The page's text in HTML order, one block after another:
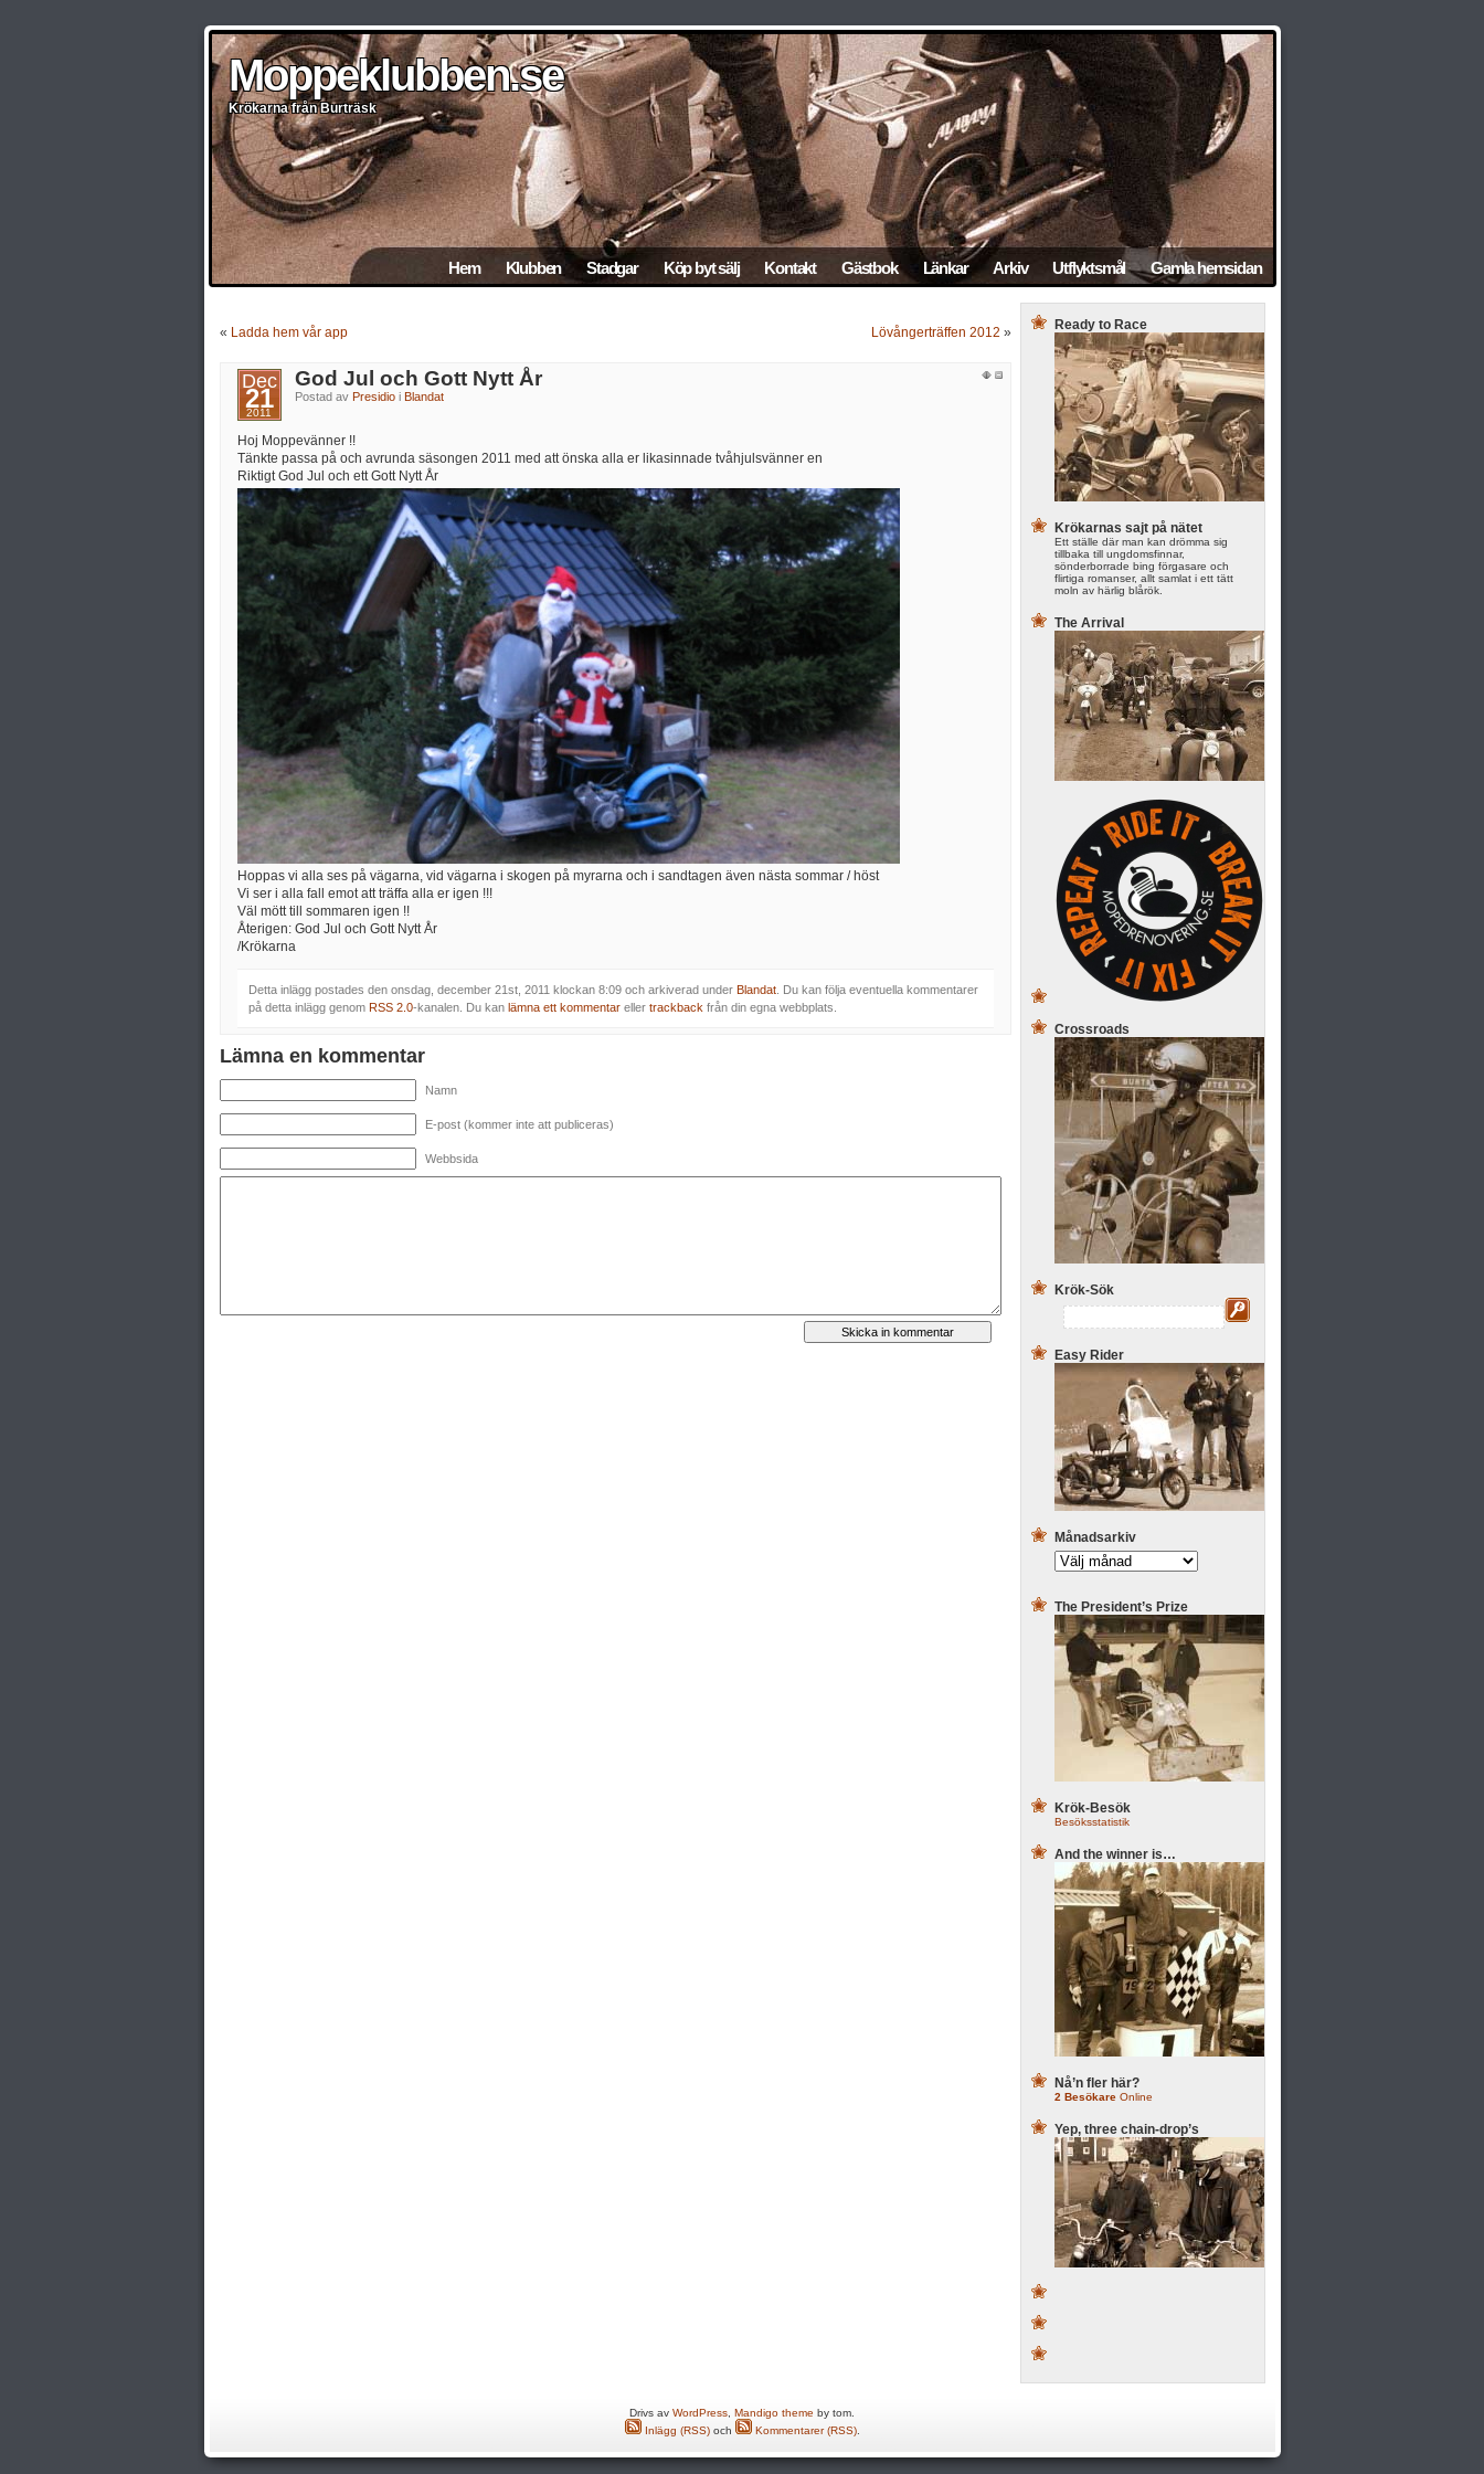
Moppeklubben.se
Moppeklubben.se
Moppeklubben.se
Moppeklubben.se
Moppeklubben.se
Krökarna från Burträsk
Krökarna från Burträsk
Krökarna från Burträsk
Krökarna från Burträsk
Krökarna från Burträsk
Hem Klubben Stadgar Köp byt sälj Kontakt Gästbok Länkar Arkiv Utflyktsmål Gamla hemsidan
« Ladda hem vår app Lövångerträffen 2012 »
Dec
21
2011
God Jul och Gott Nytt År
Postad avPresidio iBlandat
Hoj Moppevänner !!
Tänkte passa på och avrunda säsongen 2011 med att önska alla er likasinnade tvåhjulsvänner en
Riktigt God Jul och ett Gott Nytt År
Hoppas vi alla ses på vägarna, vid vägarna i skogen på myrarna och i sandtagen även nästa sommar / höst
Vi ser i alla fall emot att träffa alla er igen !!!
Väl mött till sommaren igen !!
Återigen: God Jul och Gott Nytt År
/Krökarna
Detta inlägg postades den onsdag, december 21st, 2011 klockan 8:09 och arkiverad under Blandat. Du kan följa eventuella kommentarer
på detta inlägg genom RSS 2.0-kanalen. Du kan lämna ett kommentareller trackback från din egna webbplats.
Lämna en kommentar
Namn
E-post (kommer inte att publiceras)
Webbsida
Ready to Race
Krökarnas sajt på nätet
Ett ställe där man kan drömma sig
tillbaka till ungdomsfinnar,
sönderborrade bing förgasare och
flirtiga romanser, allt samlat i ett tätt
moln av härlig blårök.
The Arrival
Crossroads
Krök-Sök
Easy Rider
Månadsarkiv
The President’s Prize
Krök-Besök
Besöksstatistik
And the winner is…
Nå’n fler här?
2 BesökareOnline
Yep, three chain-drop’s
Drivs av WordPress Mandigo theme by tom.
Inlägg (RSS)och Kommentarer (RSS).